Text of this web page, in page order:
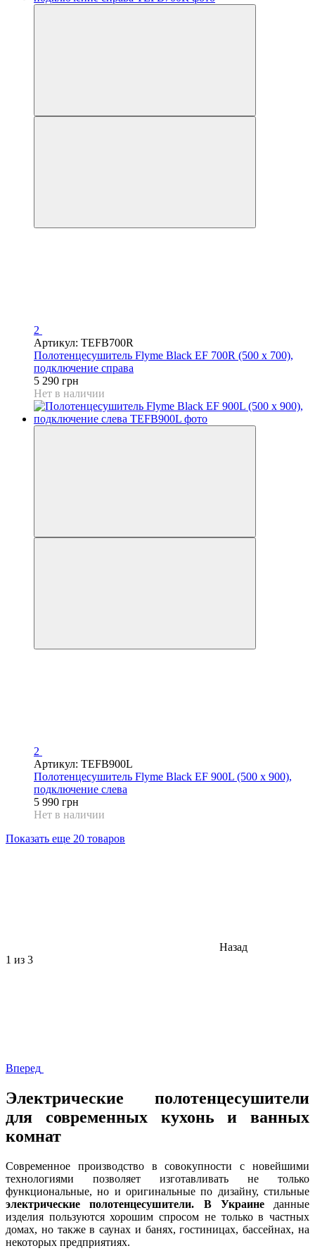
2
Артикул: TEFB700R
Полотенцесушитель Flyme Black EF 700R (500 х 700),
подключение справа
5 290 грн
Нет в наличии
2
Артикул: TEFB900L
Полотенцесушитель Flyme Black EF 900L (500 х 900),
подключение слева
5 990 грн
Нет в наличии
Показать еще 20 товаров
Назад
1 из 3
Вперед
Электрические полотенцесушители
для современных кухонь и ванных
комнат
Современное производство в совокупности с новейшими
технологиями позволяет изготавливать не только
функциональные, но и оригинальные по дизайну, стильные
электрические полотенцесушители. В Украинеданные
изделия пользуются хорошим спросом не только в частных
домах, но также в саунах и банях, гостиницах, бассейнах, на
некоторых предприятиях.